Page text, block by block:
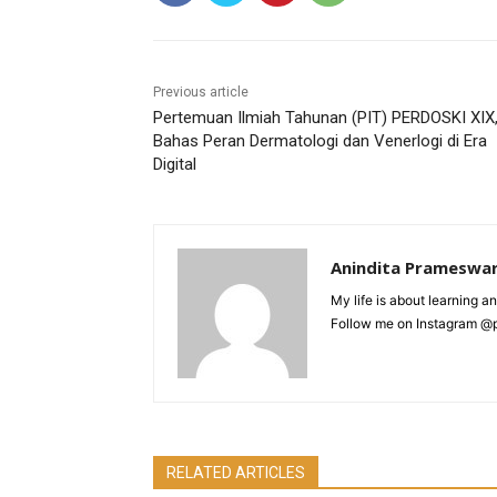
Previous article
Pertemuan Ilmiah Tahunan (PIT) PERDOSKI XIX,
Bahas Peran Dermatologi dan Venerlogi di Era
Digital
Anindita
My life is about learning
Follow me on Instagram
RELATED ARTICLES